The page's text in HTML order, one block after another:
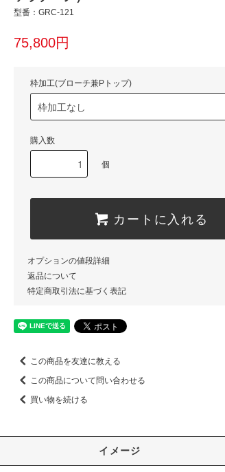
型番：GRC-121
75,800円
枠加工(ブローチ兼Pトップ)
購入数
個
カートに入れる
オプションの値段詳細
返品について
特定商取引法に基づく表記
この商品を友達に教える
この商品について問い合わせる
買い物を続ける
イメージ